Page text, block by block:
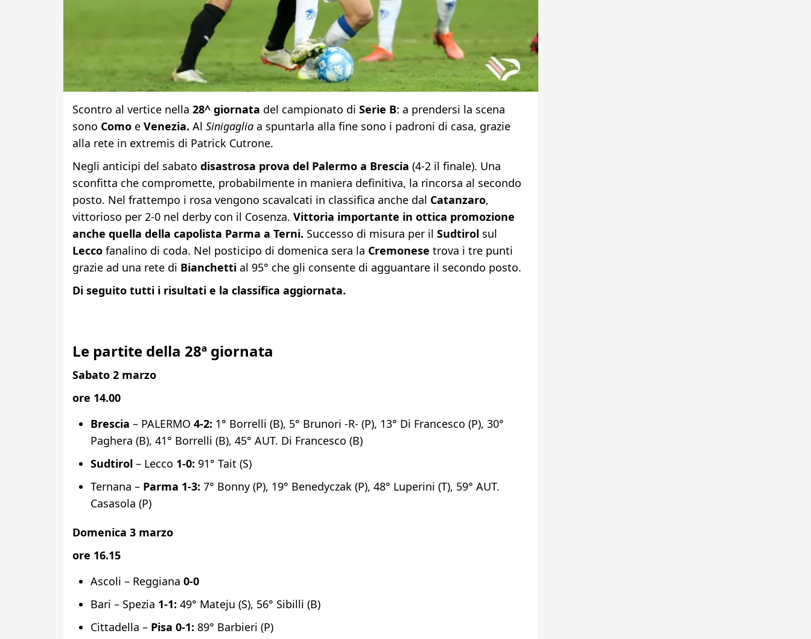
Scontro al vertice nella 28^ giornata del campionato di Serie B: a prendersi la scena
sono Comoe Venezia. Al Sinigaglia a spuntarla alla fine sono i padroni di casa, grazie
alla rete in extremis di Patrick Cutrone.
Negli anticipi del sabato disastrosa prova del Palermo a Brescia (4-2 il finale). Una
sconfitta che compromette, probabilmente in maniera definitiva, la rincorsa al secondo
posto. Nel frattempo i rosa vengono scavalcati in classifica anche dal Catanzaro,
vittorioso per 2-0 nel derby con il Cosenza. Vittoria importante in ottica promozione
anche quella della capolista Parma a Terni. Successo di misura per il Sudtirolsul
Leccofanalino di coda. Nel posticipo di domenica sera la Cremonese trova i tre punti
grazie ad una rete di Bianchettial 95° che gli consente di agguantare il secondo posto.
Di seguito tutti i risultati e la classifica aggiornata.
Le partite della 28ª giornata
Sabato 2 marzo
ore 14.00
Brescia – PALERMO 4-2: 1° Borrelli (B), 5° Brunori -R- (P), 13° Di Francesco (P), 30°
Paghera (B), 41° Borrelli (B), 45° AUT. Di Francesco (B)
Sudtirol– Lecco 1-0: 91° Tait (S)
Ternana – Parma 1-3: 7° Bonny (P), 19° Benedyczak (P), 48° Luperini (T), 59° AUT.
Casasola (P)
Domenica 3 marzo
ore 16.15
Ascoli – Reggiana 0-0
Bari – Spezia 1-1: 49° Mateju (S), 56° Sibilli (B)
Cittadella – Pisa 0-1: 89° Barbieri (P)